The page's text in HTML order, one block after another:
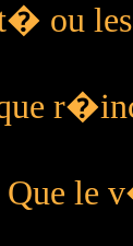
ou
Que le